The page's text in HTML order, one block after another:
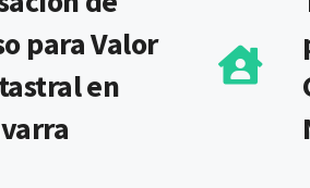
para Valor
en